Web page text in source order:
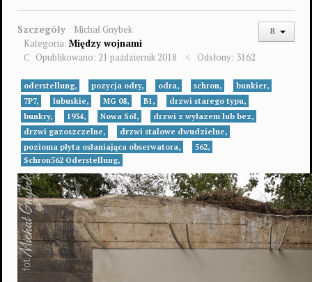
Szczegóły
Michał Gnybek
Kategoria: Między wojnami
Opublikowano: 21 październik 2018
Odsłony: 3162
oderstellung, pozycja odry, odra, schron,
bunkier,
7P7,
lubuskie, MG 08, B1,
drzwi starego typu,
bunkry,
1934, Nowa Sól,
drzwi z wyłazem lub bez,
drzwi gazoszczelne,
drzwi stalowe dwudzielne,
pozioma płyta osłaniająca obserwatora,
562,
Schron562 Oderstellung,